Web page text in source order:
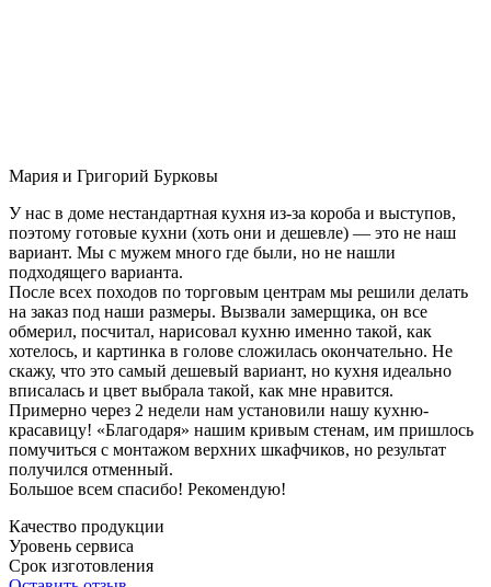
Мария и Григорий Бурковы
У нас в доме нестандартная кухня из-за короба и выступов,
поэтому готовые кухни (хоть они и дешевле) — это не наш
вариант. Мы с мужем много где были, но не нашли
подходящего варианта.
После всех походов по торговым центрам мы решили делать
на заказ под наши размеры. Вызвали замерщика, он все
обмерил, посчитал, нарисовал кухню именно такой, как
хотелось, и картинка в голове сложилась окончательно. Не
скажу, что это самый дешевый вариант, но кухня идеально
вписалась и цвет выбрала такой, как мне нравится.
Примерно через 2 недели нам установили нашу кухню-
красавицу! «Благодаря» нашим кривым стенам, им пришлось
помучиться с монтажом верхних шкафчиков, но результат
получился отменный.
Большое всем спасибо! Рекомендую!
Качество продукции
Уровень сервиса
Срок изготовления